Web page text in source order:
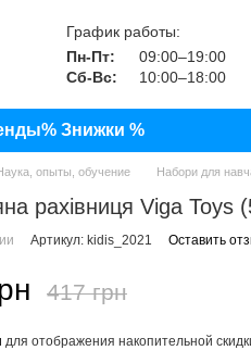
График работы:
Пн-Пт:
09:00–19:00
Сб-Вс:
10:00–18:00
% Знижки %
опыты, обучение Набори для
рахівниця Viga Toys
Артикул: kidis_2021 Оставить
417 грн
для отображения накопительной